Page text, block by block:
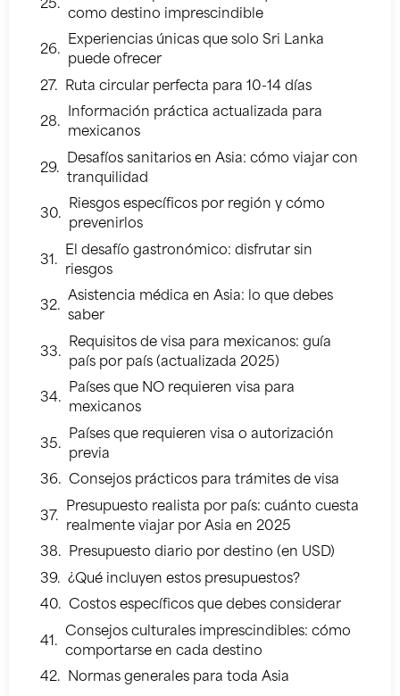
como destino imprescindible
Experiencias únicas que solo Sri Lanka
puede ofrecer
Ruta circular perfecta para 10-14 días
Información práctica actualizada para
mexicanos
Desafíos sanitarios en Asia: cómo viajar con
tranquilidad
Riesgos específicos por región y cómo
prevenirlos
El desafío gastronómico: disfrutar sin
riesgos
Asistencia médica en Asia: lo que debes
saber
Requisitos de visa para mexicanos: guía
país por país (actualizada 2025)
Países que NO requieren visa para
mexicanos
Países que requieren visa o autorización
previa
Consejos prácticos para trámites de visa
Presupuesto realista por país: cuánto cuesta
realmente viajar por Asia en 2025
Presupuesto diario por destino (en USD)
¿Qué incluyen estos presupuestos?
Costos específicos que debes considerar
Consejos culturales imprescindibles: cómo
comportarse en cada destino
Normas generales para toda Asia